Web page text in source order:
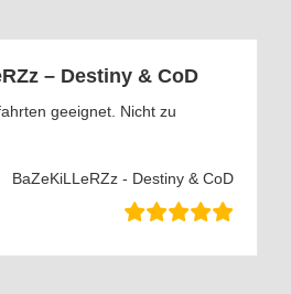
– Destiny & CoD
geeignet. Nicht zu
BaZeKiLLeRZz - Destiny & CoD